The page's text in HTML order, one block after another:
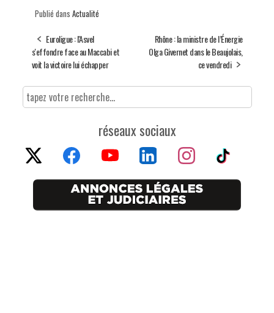
Publié dans Actualité
Euroligue : l'Asvel
s'effondre face au Maccabi et
voit la victoire lui échapper
Rhône : la ministre de l’Énergie
Olga Givernet dans le Beaujolais,
ce vendredi
réseaux sociaux